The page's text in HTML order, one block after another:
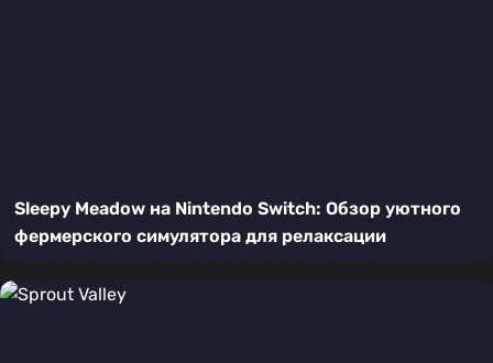
Sleepy Meadow на Nintendo Switch: Обзор уютного
фермерского симулятора для релаксации